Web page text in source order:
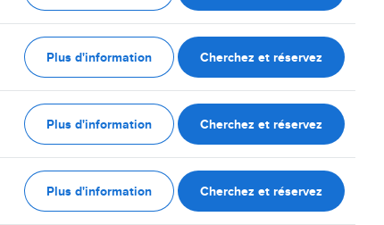
Plus d'information Cherchez et réservez
Plus d'information Cherchez et réservez
Plus d'information Cherchez et réservez